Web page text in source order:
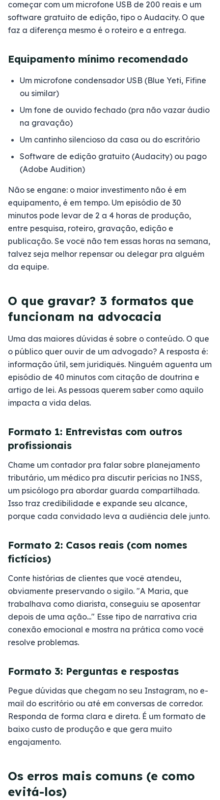
começar com um microfone USB de 200 reais e um
software gratuito de edição, tipo o Audacity. O que
faz a diferença mesmo é o roteiro e a entrega.
Equipamento mínimo recomendado
Um microfone condensador USB (Blue Yeti, Fifine
ou similar)
Um fone de ouvido fechado (pra não vazar áudio
na gravação)
Um cantinho silencioso da casa ou do escritório
Software de edição gratuito (Audacity) ou pago
(Adobe Audition)
Não se engane: o maior investimento não é em
equipamento, é em tempo. Um episódio de 30
minutos pode levar de 2 a 4 horas de produção,
entre pesquisa, roteiro, gravação, edição e
publicação. Se você não tem essas horas na semana,
talvez seja melhor repensar ou delegar pra alguém
da equipe.
O que gravar? 3 formatos que
funcionam na advocacia
Uma das maiores dúvidas é sobre o conteúdo. O que
o público quer ouvir de um advogado? A resposta é:
informação útil, sem juridiquês. Ninguém aguenta um
episódio de 40 minutos com citação de doutrina e
artigo de lei. As pessoas querem saber como aquilo
impacta a vida delas.
Formato 1: Entrevistas com outros
profissionais
Chame um contador pra falar sobre planejamento
tributário, um médico pra discutir perícias no INSS,
um psicólogo pra abordar guarda compartilhada.
Isso traz credibilidade e expande seu alcance,
porque cada convidado leva a audiência dele junto.
Formato 2: Casos reais (com nomes
fictícios)
Conte histórias de clientes que você atendeu,
obviamente preservando o sigilo. "A Maria, que
trabalhava como diarista, conseguiu se aposentar
depois de uma ação..." Esse tipo de narrativa cria
conexão emocional e mostra na prática como você
resolve problemas.
Formato 3: Perguntas e respostas
Pegue dúvidas que chegam no seu Instagram, no e-
mail do escritório ou até em conversas de corredor.
Responda de forma clara e direta. É um formato de
baixo custo de produção e que gera muito
engajamento.
Os erros mais comuns (e como
evitá-los)